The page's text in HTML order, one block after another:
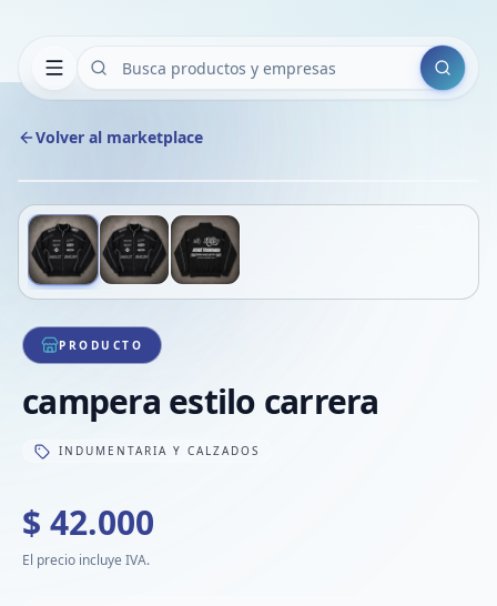
Buscar
Volver al marketplace
1/3
PRODUCTO
campera estilo carrera
INDUMENTARIA Y CALZADOS
$ 42.000
El precio incluye IVA.